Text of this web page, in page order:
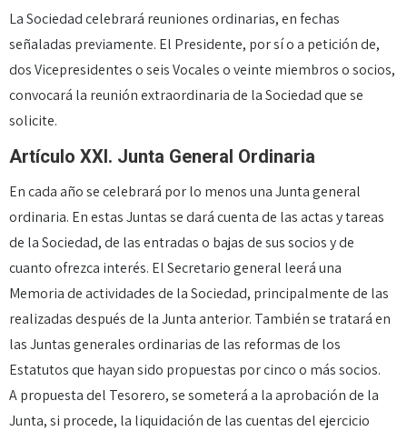
La Sociedad celebrará reuniones ordinarias, en fechas
señaladas previamente. El Presidente, por sí o a petición de,
dos Vicepresidentes o seis Vocales o veinte miembros o socios,
convocará la reunión extraordinaria de la Sociedad que se
solicite.
Artículo XXI. Junta General Ordinaria
En cada año se celebrará por lo menos una Junta general
ordinaria. En estas Juntas se dará cuenta de las actas y tareas
de la Sociedad, de las entradas o bajas de sus socios y de
cuanto ofrezca interés. El Secretario general leerá una
Memoria de actividades de la Sociedad, principalmente de las
realizadas después de la Junta anterior. También se tratará en
las Juntas generales ordinarias de las reformas de los
Estatutos que hayan sido propuestas por cinco o más socios.
A propuesta del Tesorero, se someterá a la aprobación de la
Junta, si procede, la liquidación de las cuentas del ejercicio